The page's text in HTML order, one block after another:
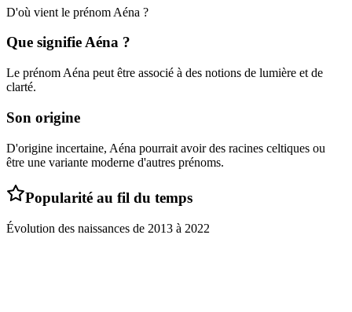
D'où vient le prénom Aéna ?
Que signifieAéna ?
Le prénom Aéna peut être associé à des notions de lumière et de
clarté.
Son origine
D'origine incertaine, Aéna pourrait avoir des racines celtiques ou
être une variante moderne d'autres prénoms.
Popularité au fil du temps
Évolution des naissances de 2013 à 2022